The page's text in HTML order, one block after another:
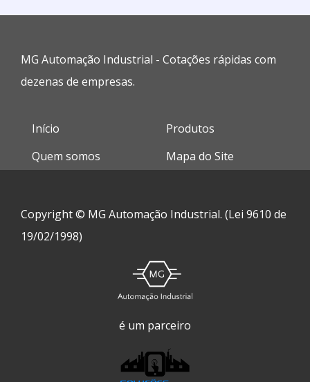
MG Automação Industrial - Cotações rápidas com
dezenas de empresas.
Início
Produtos
Quem somos
Mapa do Site
Copyright © MG Automação Industrial. (Lei 9610 de
19/02/1998)
é um parceiro